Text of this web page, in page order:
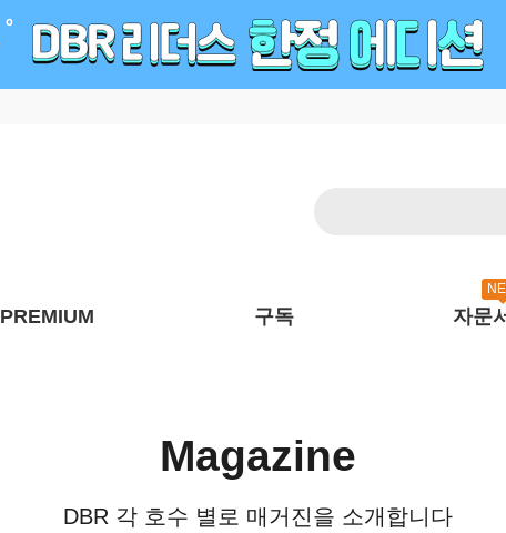
PREMIUM 구독 자문
Magazine
DBR 각 호수 별로 매거진을 소개합니다